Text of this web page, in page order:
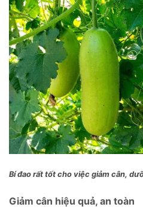
Bí đao rất tốt cho việc giảm cân,
Giảm cân hiệu quả, an toàn